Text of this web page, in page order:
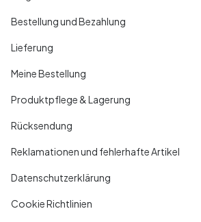
Bestellung und Bezahlung
Lieferung
Meine Bestellung
Produktpflege & Lagerung
Rücksendung
Reklamationen und fehlerhafte Artikel
Datenschutzerklärung
Cookie Richtlinien